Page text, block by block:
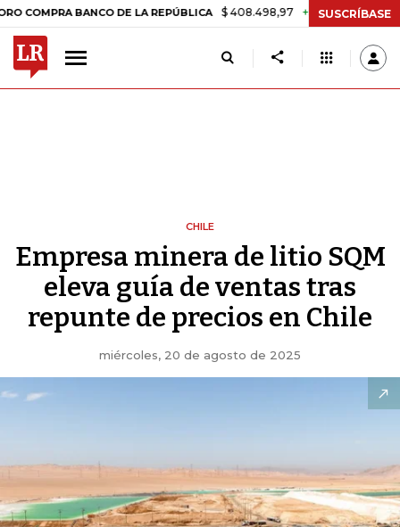
BANCO DE LA REPÚBLICA $ 408.498,97 +$ 8.753,81 +2,19%
SUSCRÍBASE
CHILE
Empresa minera de litio SQM
eleva guía de ventas tras
repunte de precios en Chile
miércoles, 20 de agosto de 2025